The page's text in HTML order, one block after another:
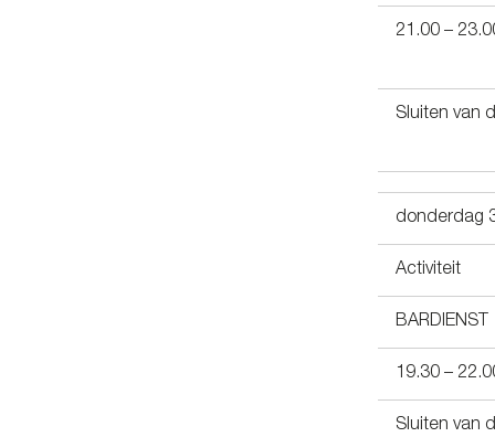
21.00 –
Sluiten van
donderdag
Activiteit
BARDIENST
19.30 –
Sluiten van